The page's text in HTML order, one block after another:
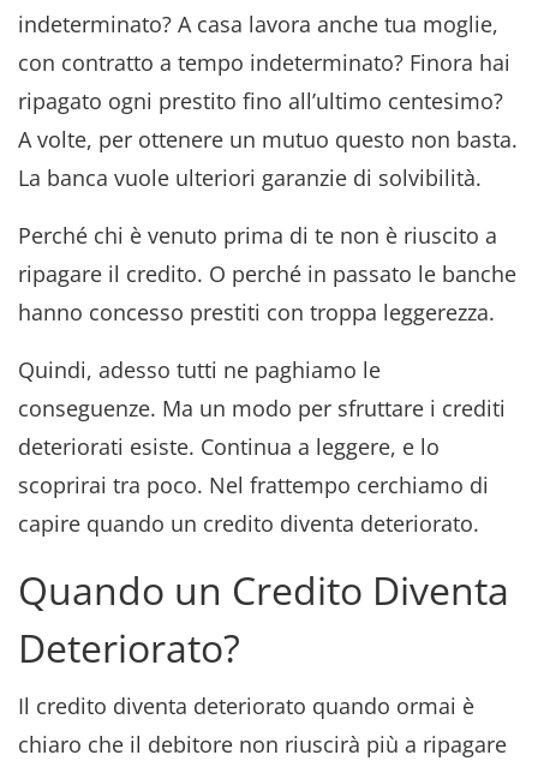
indeterminato? A casa lavora anche tua moglie,
con contratto a tempo indeterminato? Finora hai
ripagato ogni prestito fino all’ultimo centesimo?
A volte, per ottenere un mutuo questo non basta.
La banca vuole ulteriori garanzie di solvibilità.
Perché chi è venuto prima di te non è riuscito a
ripagare il credito. O perché in passato le banche
hanno concesso prestiti con troppa leggerezza.
Quindi, adesso tutti ne paghiamo le
conseguenze. Ma un modo per sfruttare i crediti
deteriorati esiste. Continua a leggere, e lo
scoprirai tra poco. Nel frattempo cerchiamo di
capire quando un credito diventa deteriorato.
Quando un Credito Diventa
Deteriorato?
Il credito diventa deteriorato quando ormai è
chiaro che il debitore non riuscirà più a ripagare